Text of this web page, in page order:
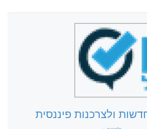
ולצרכנות פיננסית